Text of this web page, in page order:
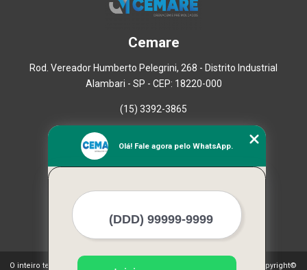
Cemare
Rod. Vereador Humberto Pelegrini, 268 - Distrito Industrial
Alambari - SP - CEP: 18220-000
(15) 3392-3865
Empresa
Missão
Mapa do site
Mais Serviços
O inteiro teor deste site está sujeito à proteção de direitos autorais. Copyright©
Olá! Fale agora pelo WhatsApp.